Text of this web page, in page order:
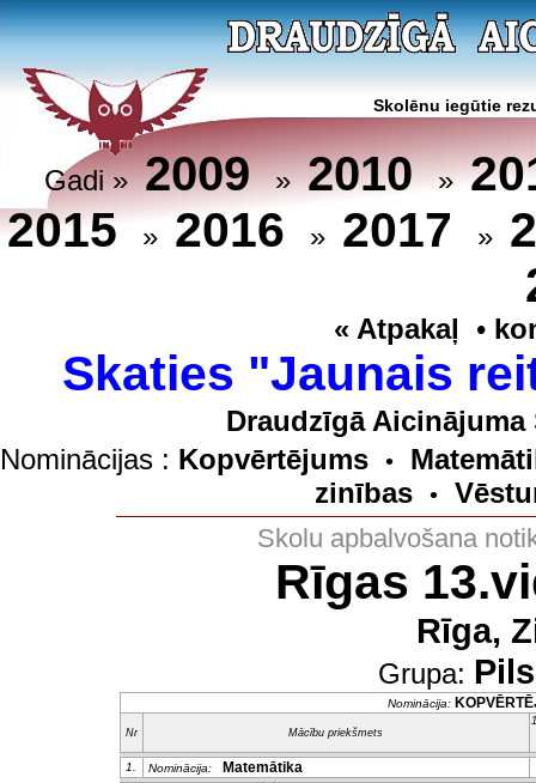
Skolēnu iegūtie
Gadi »2009»2010»
2015 » 2016 » 2017 »
« Atpakaļ •
Skaties "Jaunais
Draudzīgā
Nominācijas : Kopvērtējums •
zinības
•
Skolu apbalvošana
Rīgas
Rīga,
Grupa:
Nominācija:
Nr Mācību priekšmets
1. Nominācija: Matemātika